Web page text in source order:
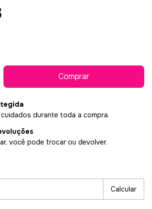
durante toda a compra.
você pode trocar ou devolver.
Calcular